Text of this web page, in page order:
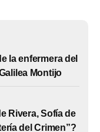
la enfermera del
Montijo
Rivera, Sofía de
del Crimen”?